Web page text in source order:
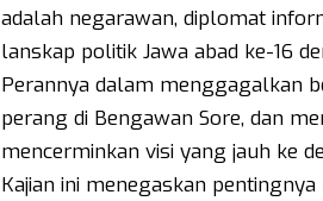
adalah negarawan, diplomat
lanskap politik Jawa abad ke-16
Perannya dalam menggagalkan
perang di Bengawan Sore, dan
mencerminkan visi yang jauh ke
Kajian ini menegaskan